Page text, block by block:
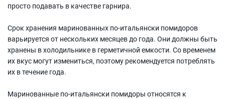
просто подавать в качестве гарнира.
Срок хранения маринованных по-итальянски помидоров
варьируется от нескольких месяцев до года. Они должны быть
хранены в холодильнике в герметичной емкости. Со временем
их вкус могут измениться, поэтому рекомендуется потреблять
их в течение года.
Маринованные по-итальянски помидоры относятся к